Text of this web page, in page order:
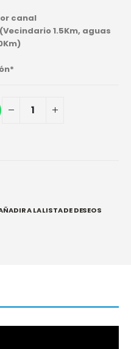
canal
1.5Km, aguas
A LA LISTA DE DESEOS